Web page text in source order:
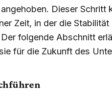
Dieser Schritt
Zeit, in der die
folgende Abschnitt
für die Zukunft des